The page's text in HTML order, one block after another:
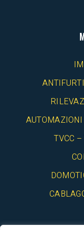
TVCC